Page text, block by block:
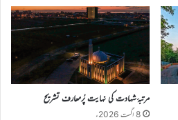
مرتبۂ شہادت کی نہایت پُرمعارف تشریح
8 اگست 2026ء